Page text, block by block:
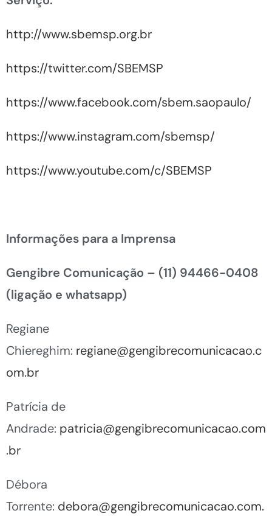
http://www.sbemsp.org.br
https://twitter.com/SBEMSP
https://www.facebook.com/sbem.saopaulo/
https://www.instagram.com/sbemsp/
https://www.youtube.com/c/SBEMSP
Informações para a Imprensa
Gengibre Comunicação – (11) 94466-0408
(ligação e whatsapp)
Regiane
Chiereghim: regiane@gengibrecomunicacao.c
om.br
Patrícia de
Andrade: patricia@gengibrecomunicacao.com
.br
Débora
Torrente: debora@gengibrecomunicacao.com.